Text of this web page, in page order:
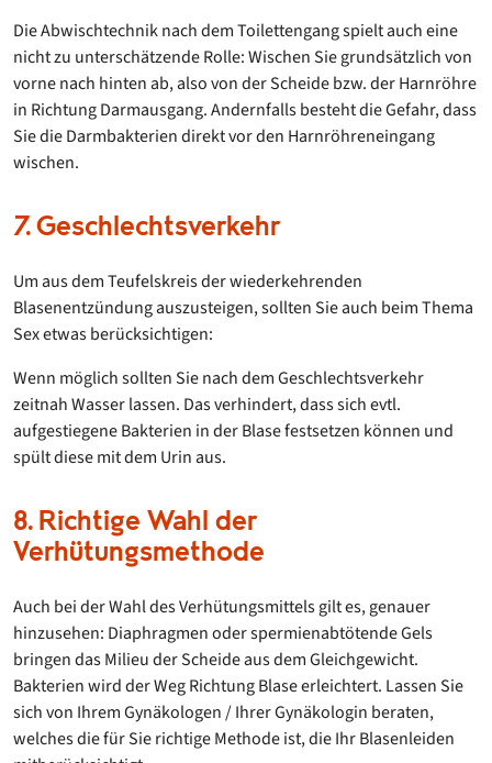
Die Abwischtechnik nach dem Toilettengang spielt auch eine
nicht zu unterschätzende Rolle: Wischen Sie grundsätzlich von
vorne nach hinten ab, also von der Scheide bzw. der Harnröhre
in Richtung Darmausgang. Andernfalls besteht die Gefahr, dass
Sie die Darmbakterien direkt vor den Harnröhreneingang
wischen.
7. Geschlechtsverkehr
Um aus dem Teufelskreis der wiederkehrenden
Blasenentzündung auszusteigen, sollten Sie auch beim Thema
Sex etwas berücksichtigen:
Wenn möglich sollten Sie nach dem Geschlechtsverkehr
zeitnah Wasser lassen. Das verhindert, dass sich evtl.
aufgestiegene Bakterien in der Blase festsetzen können und
spült diese mit dem Urin aus.
8. Richtige Wahl der
Verhütungsmethode
Auch bei der Wahl des Verhütungsmittels gilt es, genauer
hinzusehen: Diaphragmen oder spermienabtötende Gels
bringen das Milieu der Scheide aus dem Gleichgewicht.
Bakterien wird der Weg Richtung Blase erleichtert. Lassen Sie
sich von Ihrem Gynäkologen / Ihrer Gynäkologin beraten,
welches die für Sie richtige Methode ist, die Ihr Blasenleiden